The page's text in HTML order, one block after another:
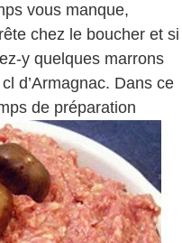
vous manque,
chez le boucher et si
y quelques marrons
d’Armagnac. Dans ce
de préparation